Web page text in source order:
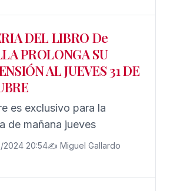
DEL LIBRO De
PROLONGA SU
AL JUEVES 31 DE
es exclusivo para la
de mañana jueves
2024 20:54✍️ Miguel Gallardo